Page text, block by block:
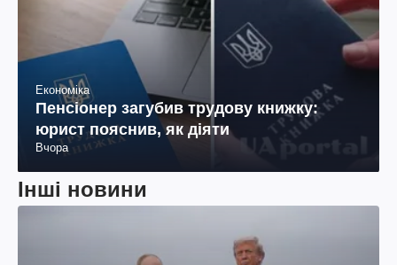
Економіка
Пенсіонер загубив трудову книжку:
юрист пояснив, як діяти
Вчора
Інші новини